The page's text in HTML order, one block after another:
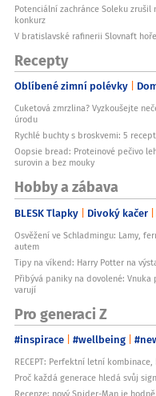
Potenciální zachránce Soleku
konkurz
V bratislavské rafinerii Slovnaft
Recepty
Oblíbené zimní polévky
Cuketová zmrzlina? Vyzkoušejte
úrodu
Rychlé buchty s broskvemi: 5
Oopsie bread: Proteinové pečivo
surovin a bez mouky
Hobby a zábava
BLESK Tlapky Divoký kačer
Osvěžení ve Schladmingu: Lamy,
autem
Tipy na víkend: Harry Potter na
Přibývá paniky na dovolené:
varují
Pro generaci Z
#inspirace #wellbeing
RECEPT: Perfektní letní
Proč každá generace hledá svůj